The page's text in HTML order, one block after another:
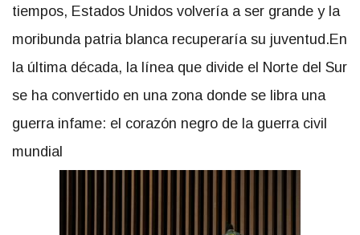
tiempos, Estados Unidos volvería a ser grande y la
moribunda patria blanca recuperaría su juventud.En
la última década, la línea que divide el Norte del Sur
se ha convertido en una zona donde se libra una
guerra infame: el corazón negro de la guerra civil
mundial